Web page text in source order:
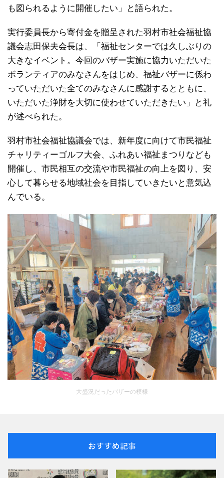
も図られるように開催したい」と語られた。
実行委員長から寄付金を贈呈された羽村市社会福祉協
議会志田保夫会長は、「福祉センターでは久しぶりの
大きなイベント。今回のバザー実施に協力いただいた
ボランティアのみなさんをはじめ、福祉バザーに係わ
っていただいた全てのみなさんに感謝するとともに、
いただいた浄財を大切に使わせていただきたい」と礼
が述べられた。
羽村市社会福祉協議会では、新年度に向けて市民福祉
チャリティーゴルフ大会、ふれあい福祉まつりなども
開催し、市民相互の交流や市民福祉の向上を図り、安
心して暮らせる地域社会を目指していきたいと意気込
んでいる。
大盛況だったバザーの模様
おすすめ記事